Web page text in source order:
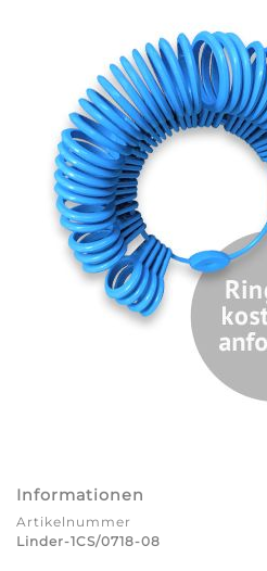
Informationen
Artikelnummer
Linder-1CS/0718-08